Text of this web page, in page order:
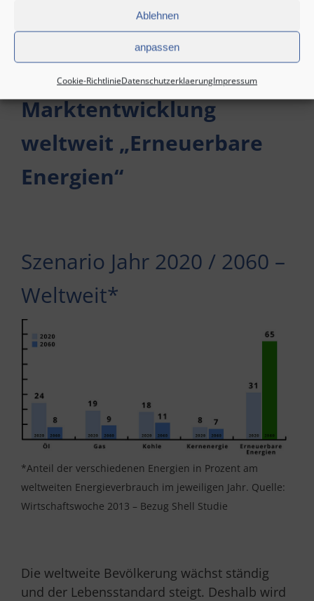
Ablehnen
anpassen
Cookie-RichtlinieDatenschutzerklaerungImpressum
Marktentwicklung
weltweit „Erneuerbare
Energien“
Szenario Jahr 2020 / 2060 –
Weltweit*
*Anteil der verschiedenen Energien in Prozent am
weltweiten Energieverbrauch im jeweiligen Jahr. Quelle:
Wirtschaftswoche 2013 – Bezug Shell Studie
Die weltweite Bevölkerung wächst ständig
und der Lebensstandard steigt. Deshalb wird